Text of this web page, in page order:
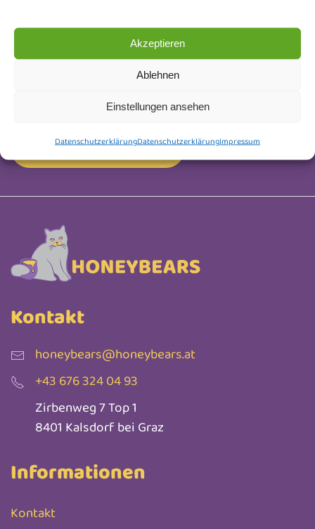
Akzeptieren
Ablehnen
Einstellungen ansehen
DatenschutzerklärungDatenschutzerklärungImpressum
unsere Honeybears, Wurfankündigungen, Kitten-
Updates und kleine Einblicke hinter die Kulissen.
Keine Werbung, nur liebevoll ausgesuchte Infos.
Abmelden kannst du dich jederzeit.
Newsletter Anmeldung
Kontakt
honeybears@honeybears.at
+43 676 324 04 93
Zirbenweg 7 Top 1
8401 Kalsdorf bei Graz
Informationen
Kontakt